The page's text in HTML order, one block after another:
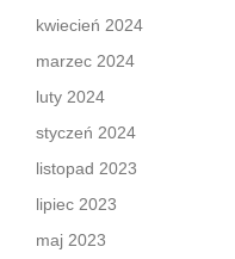
kwiecień 2024
marzec 2024
luty 2024
styczeń 2024
listopad 2023
lipiec 2023
maj 2023